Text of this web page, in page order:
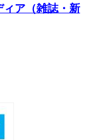
ア（雑誌・新